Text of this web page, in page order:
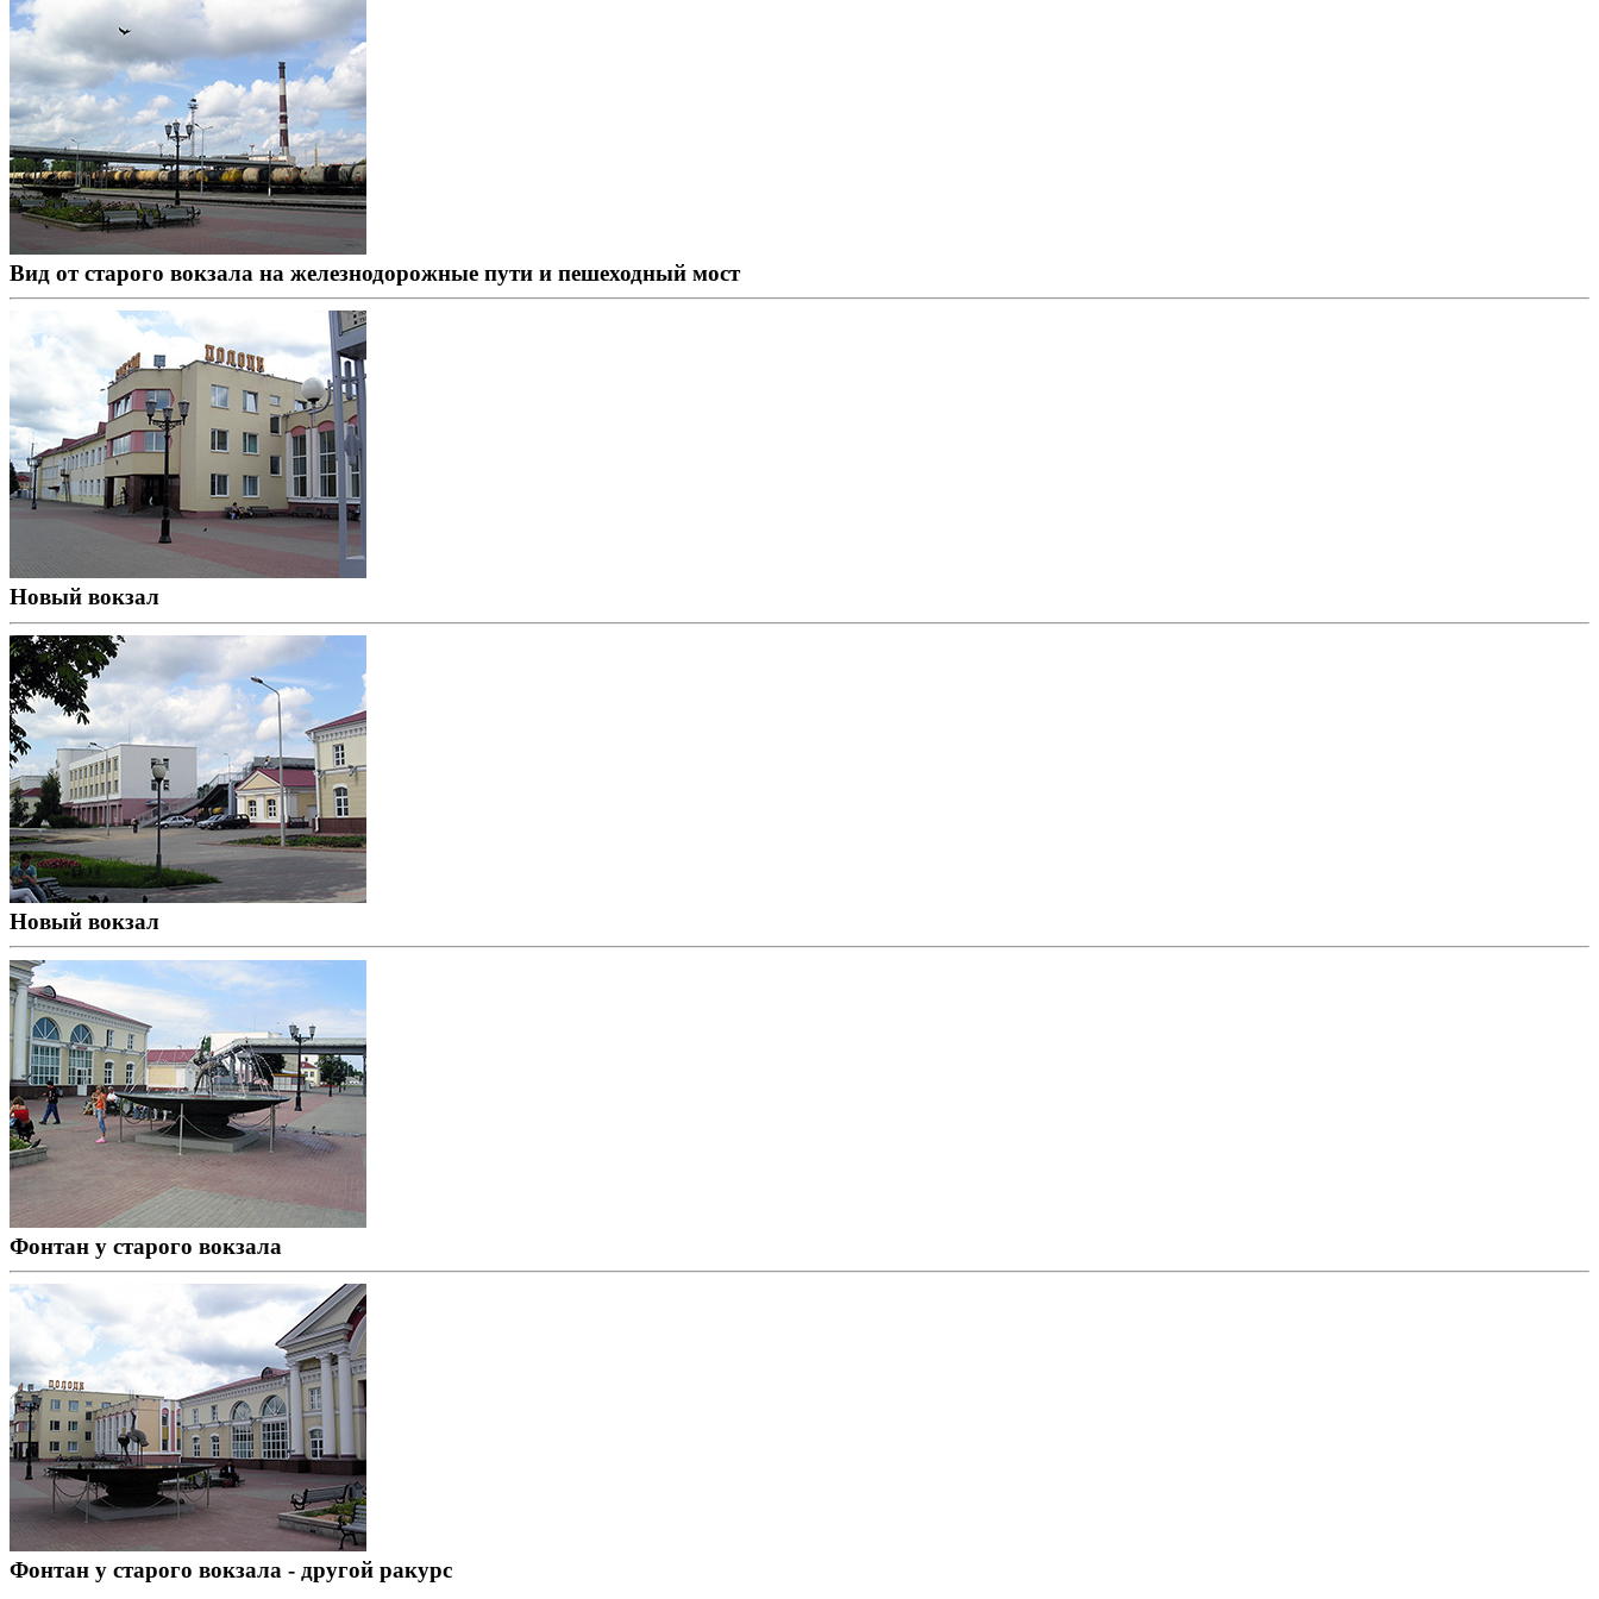
Вид от старого вокзала на железнодорожные пути и пешеходный мост
Новый вокзал
Новый вокзал
Фонтан у старого вокзала
Фонтан у старого вокзала - другой ракурс